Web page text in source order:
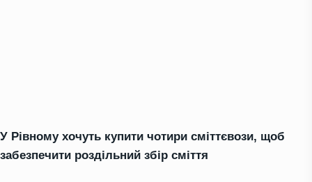
У Рівному хочуть купити чотири сміттєвози, щоб
забезпечити роздільний збір сміття